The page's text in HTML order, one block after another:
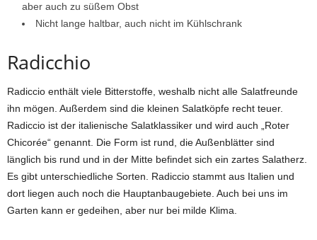
aber auch zu süßem Obst
Nicht lange haltbar, auch nicht im Kühlschrank
Radicchio
Radiccio enthält viele Bitterstoffe, weshalb nicht alle Salatfreunde
ihn mögen. Außerdem sind die kleinen Salatköpfe recht teuer.
Radiccio ist der italienische Salatklassiker und wird auch „Roter
Chicorée“ genannt. Die Form ist rund, die Außenblätter sind
länglich bis rund und in der Mitte befindet sich ein zartes Salatherz.
Es gibt unterschiedliche Sorten. Radiccio stammt aus Italien und
dort liegen auch noch die Hauptanbaugebiete. Auch bei uns im
Garten kann er gedeihen, aber nur bei milde Klima.